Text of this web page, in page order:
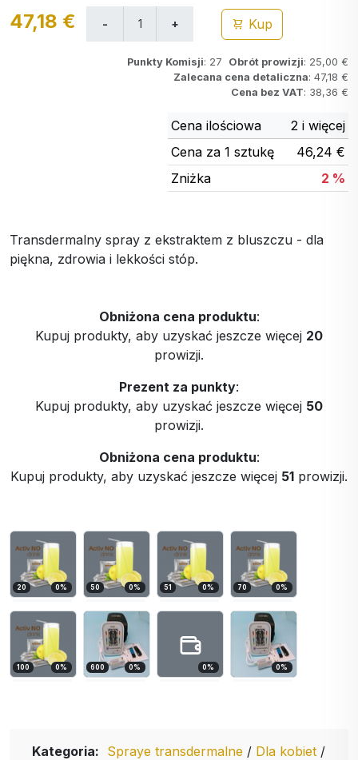
47,18 € Kup
Punkty Komisji: 27 Obrót prowizji: 25,00 €
Zalecana cena detaliczna: 47,18 €
Cena bez VAT: 38,36 €
Cena ilościowa
2 i więcej
Cena za 1 sztukę
46,24 €
Zniżka
2 %
Transdermalny spray z ekstraktem z bluszczu - dla
piękna, zdrowia i lekkości stóp.
Obniżona cena produktu:
Kupuj produkty, aby uzyskać jeszcze więcej 20
prowizji.
Prezent za punkty:
Kupuj produkty, aby uzyskać jeszcze więcej 50
prowizji.
Obniżona cena produktu:
Kupuj produkty, aby uzyskać jeszcze więcej 51 prowizji.
20 0% 50 0% 51 0% 70 0%
100 0% 600 0% 0% 0%
Kategoria: Spraye transdermalne / Dla kobiet /